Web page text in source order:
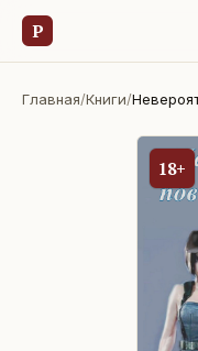
Р
Главная/Книги/
18+